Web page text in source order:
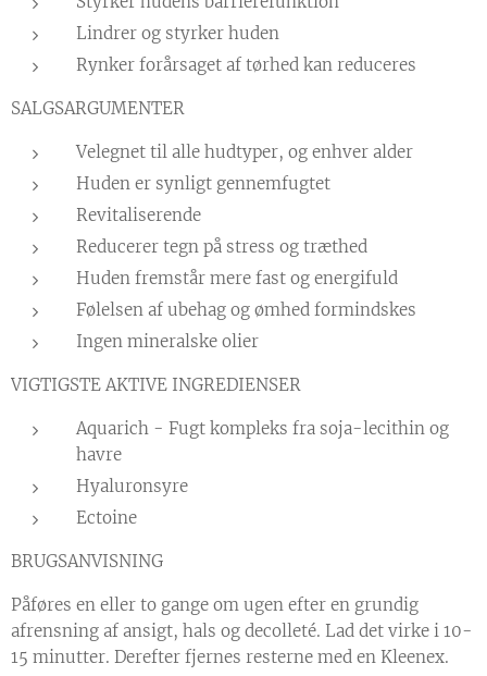
Lindrer og styrker huden
Rynker forårsaget af tørhed kan reduceres
SALGSARGUMENTER
Velegnet til alle hudtyper, og enhver alder
Huden er synligt gennemfugtet
Revitaliserende
Reducerer tegn på stress og træthed
Huden fremstår mere fast og energifuld
Følelsen af ubehag og ømhed formindskes
Ingen mineralske olier
VIGTIGSTE AKTIVE INGREDIENSER
Aquarich - Fugt kompleks fra soja-lecithin og
havre
Hyaluronsyre
Ectoine
BRUGSANVISNING
Påføres en eller to gange om ugen efter en grundig
afrensning af ansigt, hals og decolleté. Lad det virke i 10-
15 minutter. Derefter fjernes resterne med en Kleenex.